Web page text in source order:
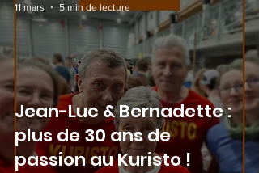
Jean-Luc & Bernadette :
plus de 30 ans de
passion au Kuristo !
11 mars 5 min de lecture